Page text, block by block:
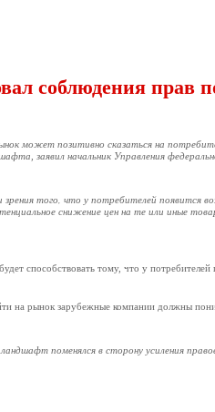
соблюдения прав
может позитивно сказаться на
заявил начальник Управления
того, что у потребителей появится
снижение цен на те или иные
способствовать тому, что у
на рынок зарубежные компании должны
поменялся в сторону усиления